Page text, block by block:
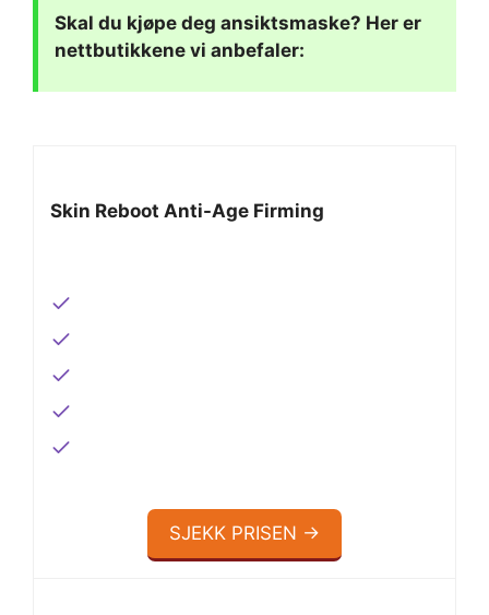
Skal du kjøpe deg ansiktsmaske? Her er
nettbutikkene vi anbefaler:
Skin Reboot Anti-Age Firming
SJEKK PRISEN →